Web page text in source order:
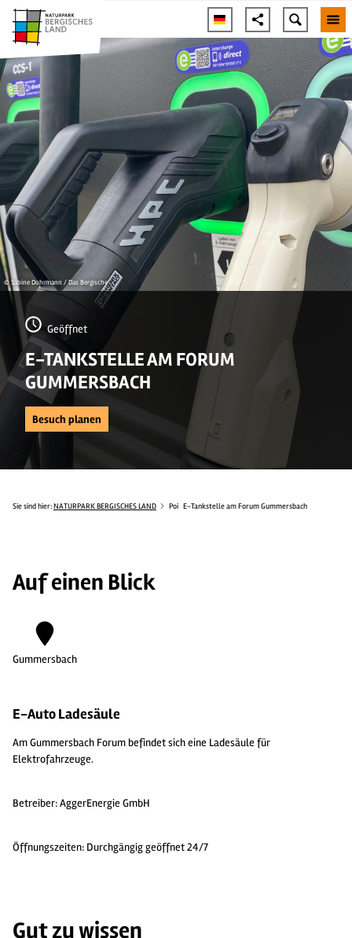
© Sabine Dohrmann / Das Bergische
Geöffnet
E-TANKSTELLE AM FORUM
GUMMERSBACH
Besuch planen
Sie sind hier: NATURPARK BERGISCHES LAND Poi E-Tankstelle am Forum Gummersbach
Auf einen Blick
Gummersbach
E-Auto Ladesäule
Am Gummersbach Forum befindet sich eine Ladesäule für
Elektrofahrzeuge.
Betreiber: AggerEnergie GmbH
Öffnungszeiten: Durchgängig geöffnet 24/7
Gut zu wissen